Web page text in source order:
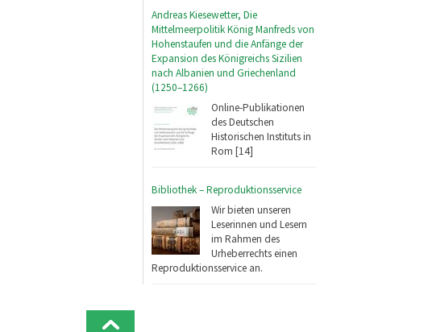
Andreas Kiesewetter, Die
Mittelmeerpolitik König Manfreds von
Hohenstaufen und die Anfänge der
Expansion des Königreichs Sizilien
nach Albanien und Griechenland
(1250–1266)
Online-Publikationen
des Deutschen
Historischen Instituts in
Rom [14]
Bibliothek – Reproduktionsservice
Wir bieten unseren
Leserinnen und Lesern
im Rahmen des
Urheberrechts einen
Reproduktionsservice an.